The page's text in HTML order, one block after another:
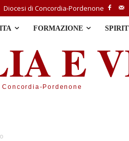
Diocesi di Concordia-Pordenone
FORMAZIONE
E
Pordenone